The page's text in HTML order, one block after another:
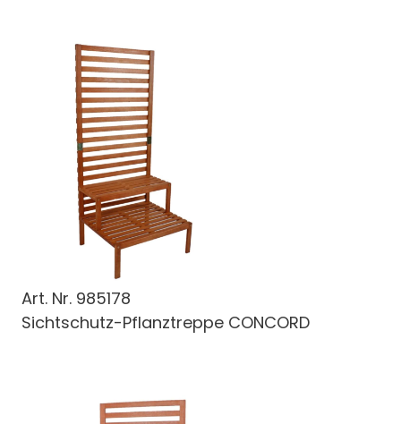
Art. Nr. 985178
Sichtschutz-Pflanztreppe CONCORD